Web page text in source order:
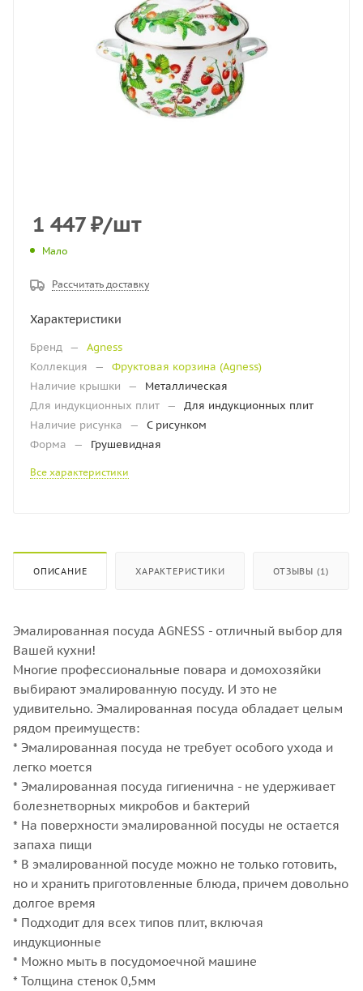
1 447₽/шт
Мало
Рассчитать доставку
Характеристики
Бренд —
Agness
Коллекция
—
Фруктовая корзина (Аgness)
Наличие крышки
—
Металлическая
Для индукционных плит —
Для индукционных плит
Наличие рисунка
—
С рисунком
Форма
— Грушевидная
Все характеристики
ОПИСАНИЕ ХАРАКТЕРИСТИКИ ОТЗЫВЫ (1)
Эмалированная посуда AGNESS - отличный выбор для
Вашей кухни!
Многие профессиональные повара и домохозяйки
выбирают эмалированную посуду. И это не
удивительно. Эмалированная посуда обладает целым
рядом преимуществ:
* Эмалированная посуда не требует особого ухода и
легко моется
* Эмалированная посуда гигиенична - не удерживает
болезнетворных микробов и бактерий
* На поверхности эмалированной посуды не остается
запаха пищи
* В эмалированной посуде можно не только готовить,
но и хранить приготовленные блюда, причем довольно
долгое время
* Подходит для всех типов плит, включая
индукционные
* Можно мыть в посудомоечной машине
* Толщина стенок 0,5мм